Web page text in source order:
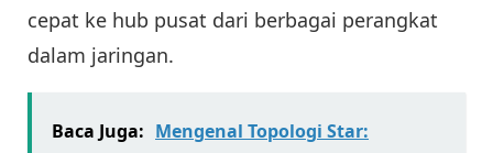
cepat ke hub pusat dari berbagai perangkat
dalam jaringan.
Baca Juga: Mengenal Topologi Star: